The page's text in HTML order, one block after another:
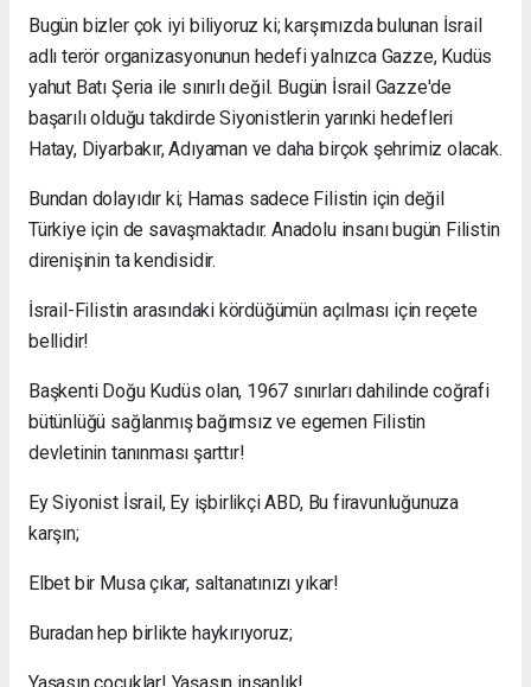
Bugün bizler çok iyi biliyoruz ki; karşımızda bulunan İsrail
adlı terör organizasyonunun hedefi yalnızca Gazze, Kudüs
yahut Batı Şeria ile sınırlı değil. Bugün İsrail Gazze'de
başarılı olduğu takdirde Siyonistlerin yarınki hedefleri
Hatay, Diyarbakır, Adıyaman ve daha birçok şehrimiz olacak.
Bundan dolayıdır ki; Hamas sadece Filistin için değil
Türkiye için de savaşmaktadır. Anadolu insanı bugün Filistin
direnişinin ta kendisidir.
İsrail-Filistin arasındaki kördüğümün açılması için reçete
bellidir!
Başkenti Doğu Kudüs olan, 1967 sınırları dahilinde coğrafi
bütünlüğü sağlanmış bağımsız ve egemen Filistin
devletinin tanınması şarttır!
Ey Siyonist İsrail, Ey işbirlikçi ABD, Bu firavunluğunuza
karşın;
Elbet bir Musa çıkar, saltanatınızı yıkar!
Buradan hep birlikte haykırıyoruz;